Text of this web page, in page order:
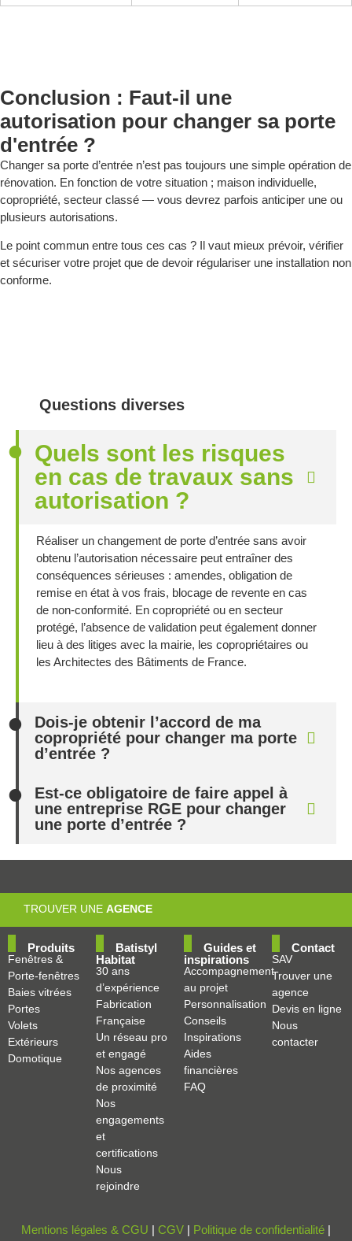
Conclusion : Faut-il une
autorisation pour changer sa porte
d'entrée ?
Changer sa porte d’entrée n’est pas toujours une simple opération de
rénovation. En fonction de votre situation ; maison individuelle,
copropriété, secteur classé — vous devrez parfois anticiper une ou
plusieurs autorisations.
Le point commun entre tous ces cas ? Il vaut mieux prévoir, vérifier
et sécuriser votre projet que de devoir régulariser une installation non
conforme.
Questions diverses
Quels sont les risques
en cas de travaux sans
autorisation ?
Réaliser un changement de porte d’entrée sans avoir
obtenu l’autorisation nécessaire peut entraîner des
conséquences sérieuses : amendes, obligation de
remise en état à vos frais, blocage de revente en cas
de non-conformité. En copropriété ou en secteur
protégé, l’absence de validation peut également donner
lieu à des litiges avec la mairie, les copropriétaires ou
les Architectes des Bâtiments de France.
Dois-je obtenir l’accord de ma
copropriété pour changer ma porte
d’entrée ?
Est-ce obligatoire de faire appel à
une entreprise RGE pour changer
une porte d’entrée ?
TROUVER UNE AGENCE
Produits
Fenêtres &
Porte-fenêtres
Baies vitrées
Portes
Volets
Extérieurs
Domotique
Batistyl
Habitat
30 ans
d’expérience
Fabrication
Française
Un réseau pro
et engagé
Nos agences
de proximité
Nos
engagements
et
certifications
Nous
rejoindre
Guides et
inspirations
Accompagnement
au projet
Personnalisation
Conseils
Inspirations
Aides
financières
FAQ
Contact
SAV
Trouver une
agence
Devis en ligne
Nous
contacter
Mentions légales & CGU | CGV | Politique de confidentialité |